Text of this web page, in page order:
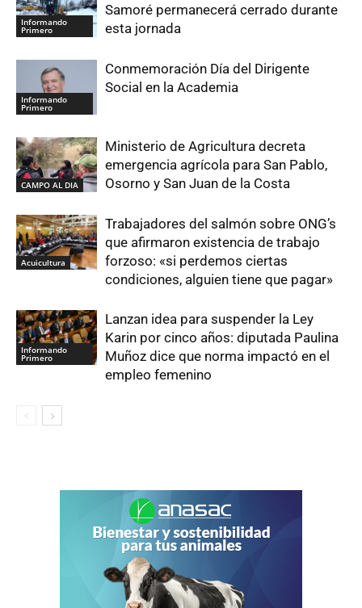
Informando
Primero
Samoré permanecerá cerrado durante
esta jornada
Informando
Primero
Conmemoración Día del Dirigente
Social en la Academia
CAMPO AL DIA
Ministerio de Agricultura decreta
emergencia agrícola para San Pablo,
Osorno y San Juan de la Costa
Acuicultura
Trabajadores del salmón sobre ONG’s
que afirmaron existencia de trabajo
forzoso: «si perdemos ciertas
condiciones, alguien tiene que pagar»
Informando
Primero
Lanzan idea para suspender la Ley
Karin por cinco años: diputada Paulina
Muñoz dice que norma impactó en el
empleo femenino